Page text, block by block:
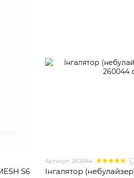
S6
Артикул: 260044
Інгалятор